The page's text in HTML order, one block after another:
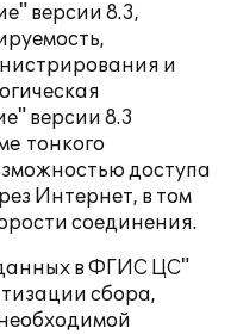
версии 8.3,
и
версии 8.3
тонкого
доступа
Интернет, в том
соединения.
в ФГИС ЦС"
сбора,